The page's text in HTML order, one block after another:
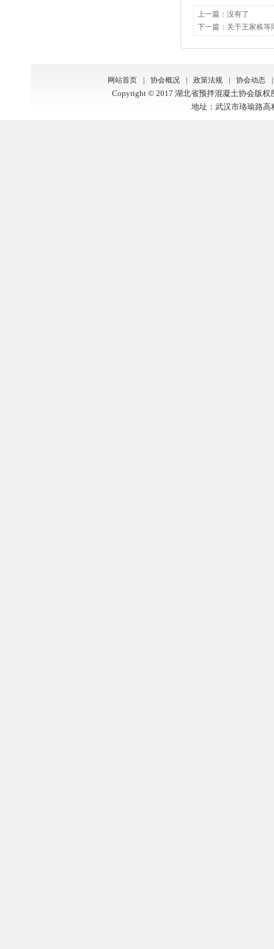
上一篇：没有了
下一篇： 关于王家栋等
网站首页 协会概况 政策法规 协会动态
Copyright © 2017 湖北省预拌混凝土协会版权
地址：武汉市珞瑜路高